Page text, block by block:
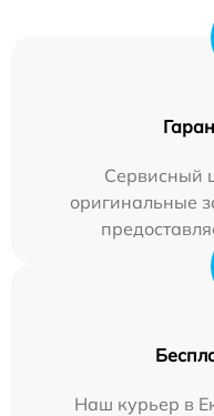
Сервисный
оригинальные
Наш курьер в